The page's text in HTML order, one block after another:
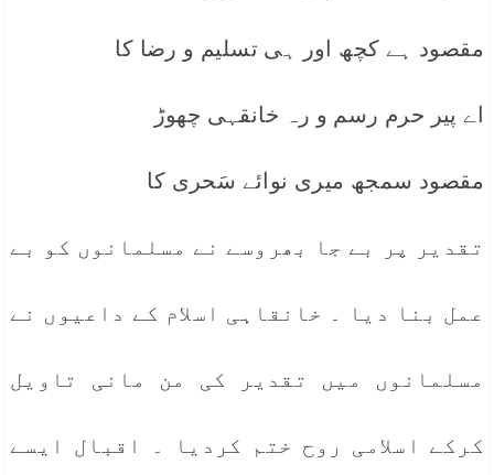
مقصود ہے کچھ اور ہی تسلیم و رضا کا
اے پیر حرم رسم و رہ خانقہی چھوڑ
مقصود سمجھ میری نوائے سَحری کا
تقدیر پر بے جا بھروسے نے مسلمانوں کو بے
عمل بنا دیا ۔ خانقاہی اسلام کے داعیوں نے
مسلمانوں میں تقدیر کی من مانی تاویل
کرکے اسلامی روح ختم کردیا ۔ اقبال ایسے